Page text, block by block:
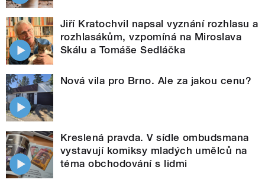
Jiří Kratochvil napsal vyznání rozhlasu a
rozhlasákům, vzpomíná na Miroslava
Skálu a Tomáše Sedláčka
Nová vila pro Brno. Ale za jakou cenu?
Kreslená pravda. V sídle ombudsmana
vystavují komiksy mladých umělců na
téma obchodování s lidmi